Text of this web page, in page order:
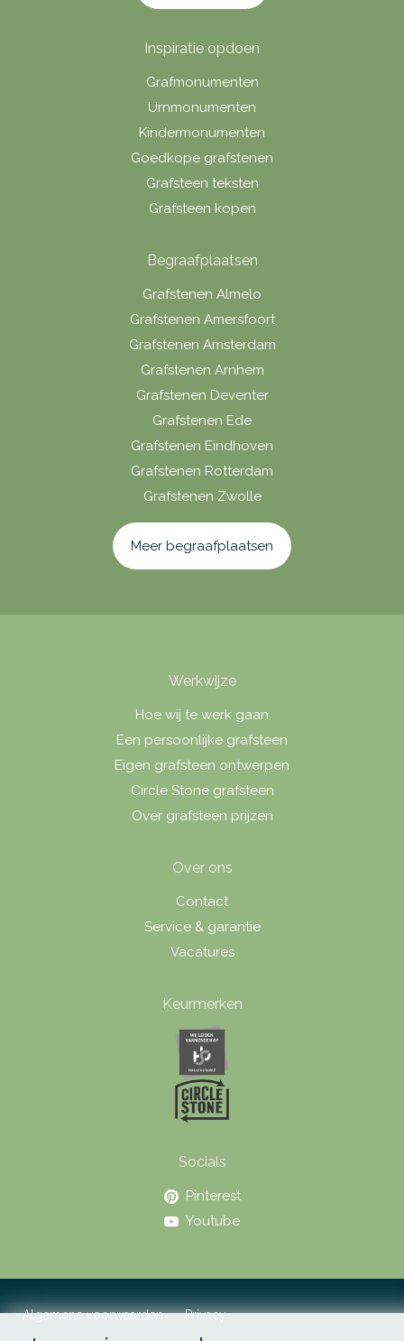
Inspiratie opdoen
Grafmonumenten
Urnmonumenten
Kindermonumenten
Goedkope grafstenen
Grafsteen teksten
Grafsteen kopen
Begraafplaatsen
Grafstenen Almelo
Grafstenen Amersfoort
Grafstenen Amsterdam
Grafstenen Arnhem
Grafstenen Deventer
Grafstenen Ede
Grafstenen Eindhoven
Grafstenen Rotterdam
Grafstenen Zwolle
Meer begraafplaatsen
Werkwijze
Hoe wij te werk gaan
Een persoonlijke grafsteen
Eigen grafsteen ontwerpen
Circle Stone grafsteen
Over grafsteen prijzen
Over ons
Contact
Service & garantie
Vacatures
Keurmerken
Socials
Pinterest
Youtube
Algemene voorwaarden Privacy